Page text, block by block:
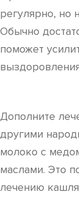
регулярно, но
Обычно
поможет
Дополните
другими
молоко с
маслами. Это
лечению